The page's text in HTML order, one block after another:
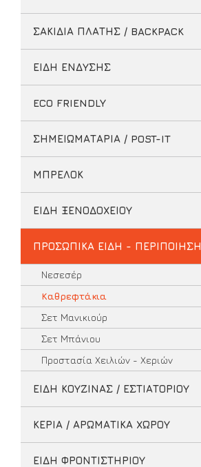
ΣΑΚΙΔΙΑ ΠΛΑΤΗΣ / BACKPACK
ΕΙΔΗ ΕΝΔΥΣΗΣ
ECO FRIENDLY
ΣΗΜΕΙΩΜΑΤΑΡΙΑ / POST-IT
ΜΠΡΕΛΟΚ
ΕΙΔΗ ΞΕΝΟΔΟΧΕΙΟΥ
ΠΡΟΣΩΠΙΚΑ ΕΙΔΗ - ΠΕΡΙΠΟΙΗΣΗ
Νεσεσέρ
Καθρεφτάκια
Σετ Μανικιούρ
Σετ Μπάνιου
Προστασία Χειλιών - Χεριών
ΕΙΔΗ ΚΟΥΖΙΝΑΣ / ΕΣΤΙΑΤΟΡΙΟΥ
ΚΕΡΙΑ / ΑΡΩΜΑΤΙΚΑ ΧΩΡΟΥ
ΕΙΔΗ ΦΡΟΝΤΙΣΤΗΡΙΟΥ